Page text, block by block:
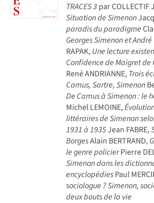
TRACES 3par COLLECTIF
Situation de Simenon
paradis du paradigme
Georges Simenon et André
RAPAK,Une lecture
Confidence de Maigret de
René ANDRIANNE,Trois
Camus, Sartre, Simenon
De Camus à Simenon : le
Michel LEMOINE,
littéraires de Simenon
1931 à 1935Jean FABRE,
BorgesAlain BERTRAND,
le genre policierPierre
Simenon dans les
encyclopédiesPaul
sociologue ? Simenon,
deux bouts de la vie